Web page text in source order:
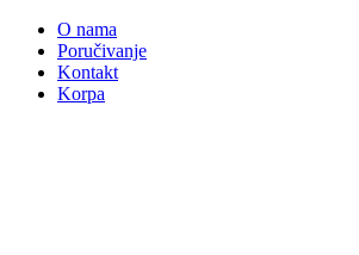
O nama
Poručivanje
Kontakt
Korpa